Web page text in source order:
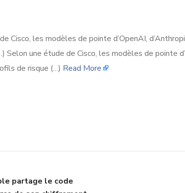
Cisco, les modèles de pointe d’OpenAI,
Selon une étude de Cisco, les modèles de pointe
de risque (…) Read More
partage le code